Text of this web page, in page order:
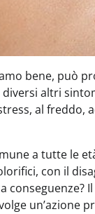
bene, può
diversi altri
al freddo,
a tutte le
con il
un’azione